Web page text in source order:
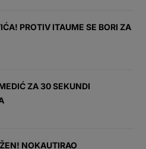
PROTIV ITAUME SE BORI ZA
ZA 30 SEKUNDI
NOKAUTIRAO